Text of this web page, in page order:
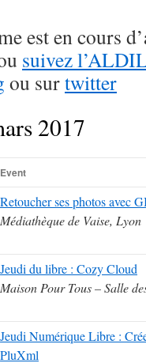
est en cours
suivez
ou surtwitter
2017
Event
Retoucher ses photos avec
Médiathèque de Vaise, Lyon
Jeudi du libre : Cozy Cloud
Maison Pour Tous – Salle
Jeudi Numérique Libre :
PluXml